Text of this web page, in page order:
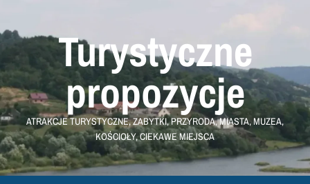
treści
Turystyczne
propozycje
ATRAKCJE TURYSTYCZNE, ZABYTKI, PRZYRODA, MIASTA, MUZEA,
KOŚCIOŁY, CIEKAWE MIEJSCA